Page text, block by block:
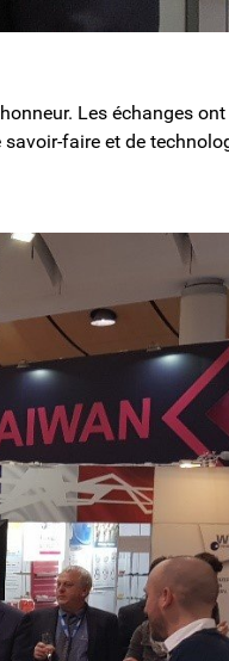
Les échanges
faire et de